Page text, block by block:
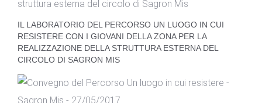
IL LABORATORIO DEL PERCORSO UN LUOGO IN CUI
RESISTERE CON I GIOVANI DELLA ZONA PER LA
REALIZZAZIONE DELLA STRUTTURA ESTERNA DEL
CIRCOLO DI SAGRON MIS